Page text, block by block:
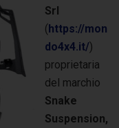
Srl
(https://mon
do4x4.it/)
proprietaria
del marchio
Snake
Suspension,